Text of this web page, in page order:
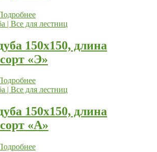
150х150, длина
«Э»
150х150, длина
«А»